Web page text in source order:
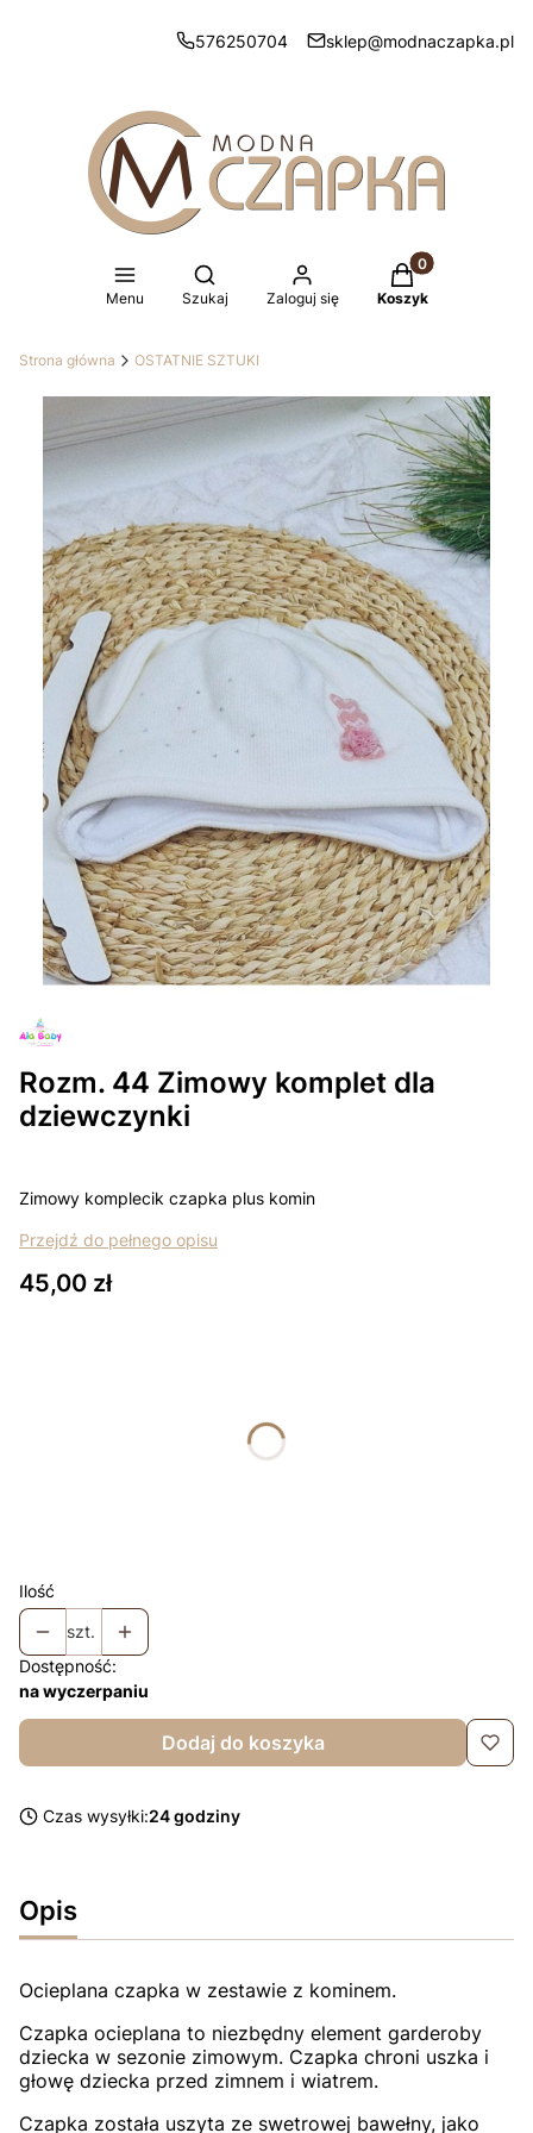
576250704 sklep@modnaczapka.pl
Menu
Otwórz wyszukiwarkę
Szukaj Zaloguj się
Produkty w
Koszyk
Strona główna OSTATNIE SZTUKI
Rozm. 44 Zimowy komplet dla
dziewczynki
Zimowy komplecik czapka plus komin
Przejdź do pełnego opisu
Cena
45,00 zł
Ilość
szt.
Dostępność:
na wyczerpaniu
Dodaj do koszyka
Czas wysyłki:24 godziny
Opis
Ocieplana czapka w zestawie z kominem.
Czapka ocieplana to niezbędny element garderoby
dziecka w sezonie zimowym. Czapka chroni uszka i
głowę dziecka przed zimnem i wiatrem.
Czapka została uszyta ze swetrowej bawełny, jako